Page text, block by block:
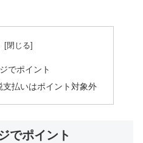
でポイント
支払いはポイント対象外
でポイント